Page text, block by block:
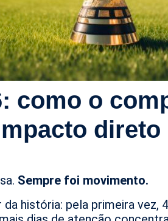
como o
Sempre foi movimento.
história: pela primeira